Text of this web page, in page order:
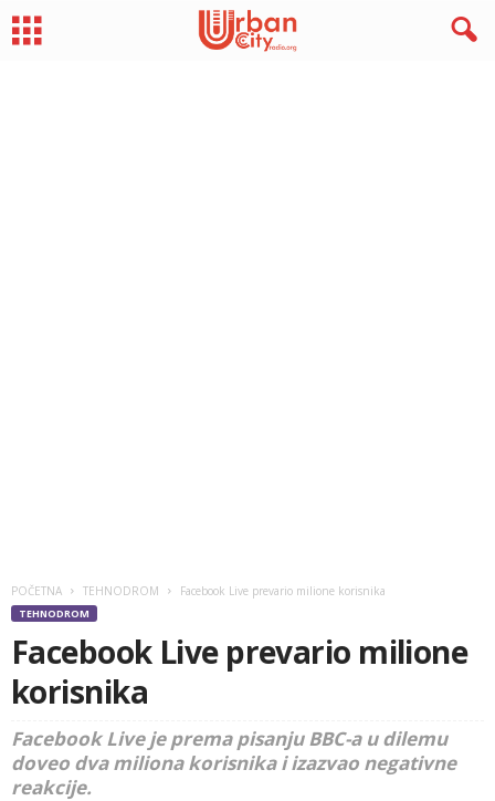
POČETNA TEHNODROM Facebook Live prevario milione korisnika
TEHNODROM
Facebook Live prevario milione
korisnika
Facebook Live je prema pisanju BBC-a u dilemu
doveo dva miliona korisnika i izazvao negativne
reakcije.